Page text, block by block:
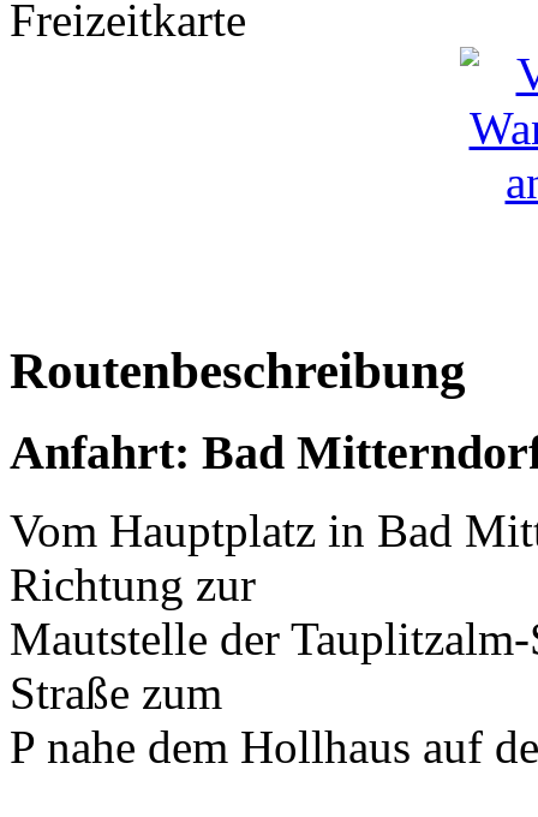
Routenbeschreibung
Anfahrt: Bad
Vom Hauptplatz in Bad
Richtung zur
Mautstelle der
Straße zum
P nahe dem Hollhaus auf